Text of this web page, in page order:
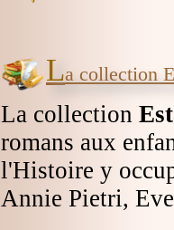
La collection
La collection
romans aux
l'Histoire y
Annie Pietri,